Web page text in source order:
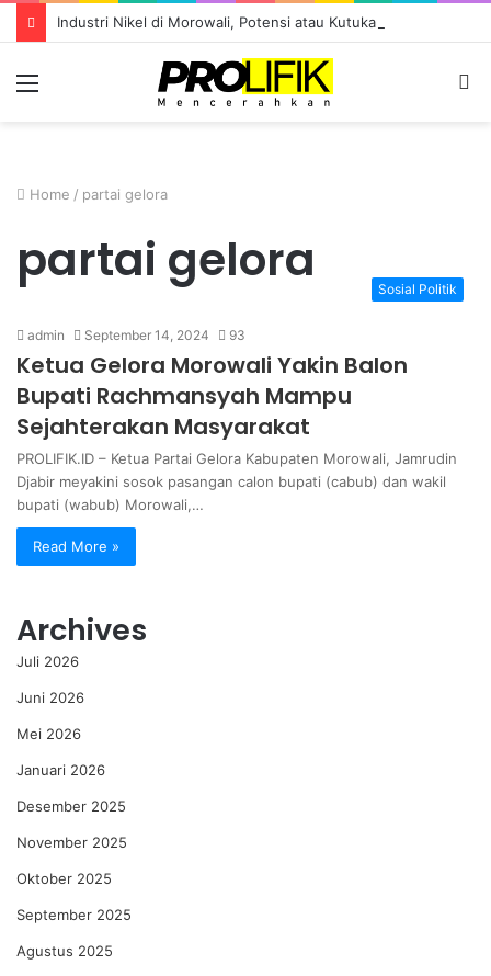
Home / partai gelora
partai gelora Sosial Politik
admin September 14, 2024 93
Ketua Gelora Morowali Yakin Balon
Bupati Rachmansyah Mampu
Sejahterakan Masyarakat
PROLIFIK.ID – Ketua Partai Gelora Kabupaten Morowali, Jamrudin
Djabir meyakini sosok pasangan calon bupati (cabub) dan wakil
bupati (wabub) Morowali,…
Read More »
Archives
Juli 2026
Juni 2026
Mei 2026
Januari 2026
Desember 2025
November 2025
Oktober 2025
September 2025
Agustus 2025